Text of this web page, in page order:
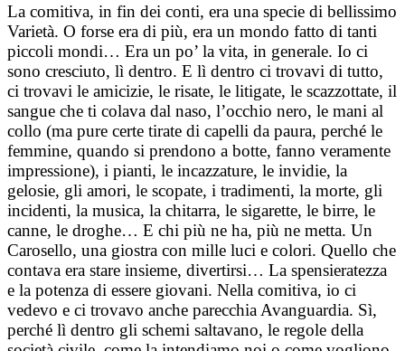
La comitiva, in fin dei conti, era una specie di bellissimo
Varietà. O forse era di più, era un mondo fatto di tanti
piccoli mondi… Era un po’ la vita, in generale. Io ci
sono cresciuto, lì dentro. E lì dentro ci trovavi di tutto,
ci trovavi le amicizie, le risate, le litigate, le scazzottate, il
sangue che ti colava dal naso, l’occhio nero, le mani al
collo (ma pure certe tirate di capelli da paura, perché le
femmine, quando si prendono a botte, fanno veramente
impressione), i pianti, le incazzature, le invidie, la
gelosie, gli amori, le scopate, i tradimenti, la morte, gli
incidenti, la musica, la chitarra, le sigarette, le birre, le
canne, le droghe… E chi più ne ha, più ne metta. Un
Carosello, una giostra con mille luci e colori. Quello che
contava era stare insieme, divertirsi… La spensieratezza
e la potenza di essere giovani. Nella comitiva, io ci
vedevo e ci trovavo anche parecchia Avanguardia. Sì,
perché lì dentro gli schemi saltavano, le regole della